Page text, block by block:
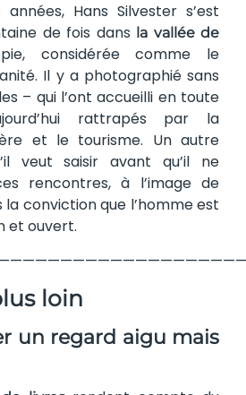
Hans Silvester s’est
de fois dans
la vallée de
considérée comme le
Il y a photographié sans
– qui l’ont accueilli en toute
rattrapés par la
et le tourisme. Un autre
veut saisir avant qu’il ne
rencontres, à l’image de
la conviction que l’homme est
et ouvert.
loin
un regard aigu mais